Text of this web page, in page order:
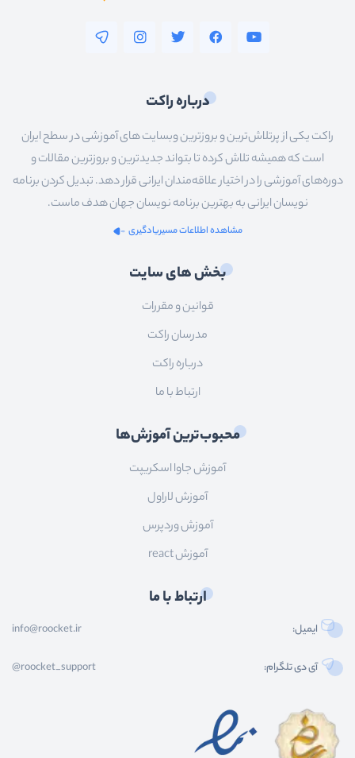
درباره راکت
راکت یکی از پرتلاش‌ترین و بروزترین وبسایت های آموزشی در سطح ایران
است که همیشه تلاش کرده تا بتواند جدیدترین و بروزترین مقالات و
دوره‌های آموزشی را در اختیار علاقه‌مندان ایرانی قرار دهد. تبدیل کردن برنامه
نویسان ایرانی به بهترین برنامه نویسان جهان هدف ماست.
مشاهده اطلاعات مسیریادگیری
بخش های سایت
قوانین و مقررات
مدرسان راکت
درباره راکت
ارتباط با ما
محبوب‌ترین آموزش‌ها
آموزش جاوا اسکریپت
آموزش لاراول
آموزش وردپرس
آموزش react
ارتباط با ما
ایمیل: info@roocket.ir
آی دی تلگرام: @roocket_support